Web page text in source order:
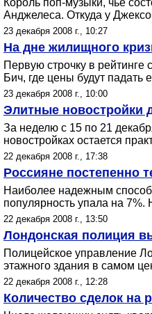
Король поп-музыки, чье
Анджелеса. Откуда у
23 декабря 2008 г., 10:27
На дне жилищного
Первую строчку в
Бич, где цены будут
23 декабря 2008 г., 10:00
Элитные новостройки
За неделю с 15 по 21
новостройках остается
22 декабря 2008 г., 17:38
Россияне постепенно
Наиболее надежным
популярность упала на 7%.
22 декабря 2008 г., 13:50
Лондонская полиция
Полицейское управление
этажного здания в самом
22 декабря 2008 г., 12:28
Количество сделок на